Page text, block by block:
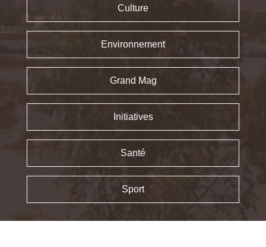
Culture
Environnement
Grand Mag
Initiatives
Santé
Sport